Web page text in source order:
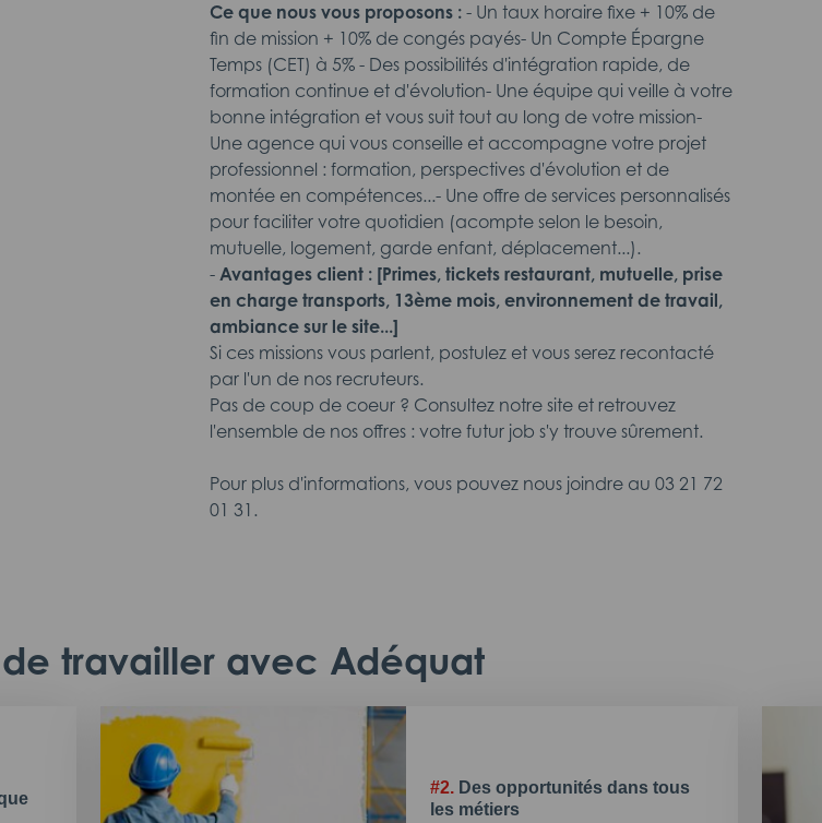
Ce que nous vous proposons :- Un taux horaire fixe + 10% de
fin de mission + 10% de congés payés- Un Compte Épargne
Temps (CET) à 5% - Des possibilités d'intégration rapide, de
formation continue et d'évolution- Une équipe qui veille à votre
bonne intégration et vous suit tout au long de votre mission-
Une agence qui vous conseille et accompagne votre projet
professionnel : formation, perspectives d'évolution et de
montée en compétences...- Une offre de services personnalisés
pour faciliter votre quotidien (acompte selon le besoin,
mutuelle, logement, garde enfant, déplacement...).
- Avantages client : [Primes, tickets restaurant, mutuelle, prise
en charge transports, 13ème mois, environnement de travail,
ambiance sur le site...]
Si ces missions vous parlent, postulez et vous serez recontacté
par l'un de nos recruteurs.
Pas de coup de coeur ? Consultez notre site et retrouvez
l'ensemble de nos offres : votre futur job s'y trouve sûrement.
Pour plus d'informations, vous pouvez nous joindre au 03 21 72
01 31.
travailler avec Adéquat
#2. Des opportunités dans tous
les métiers